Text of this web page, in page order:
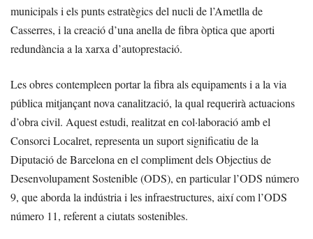
municipals i els punts estratègics del nucli de l’Ametlla de
Casserres, i la creació d’una anella de fibra òptica que aporti
redundància a la xarxa d’autoprestació.
Les obres contempleen portar la fibra als equipaments i a la via
pública mitjançant nova canalització, la qual requerirà actuacions
d’obra civil. Aquest estudi, realitzat en col·laboració amb el
Consorci Localret, representa un suport significatiu de la
Diputació de Barcelona en el compliment dels Objectius de
Desenvolupament Sostenible (ODS), en particular l’ODS número
9, que aborda la indústria i les infraestructures, així com l’ODS
número 11, referent a ciutats sostenibles.